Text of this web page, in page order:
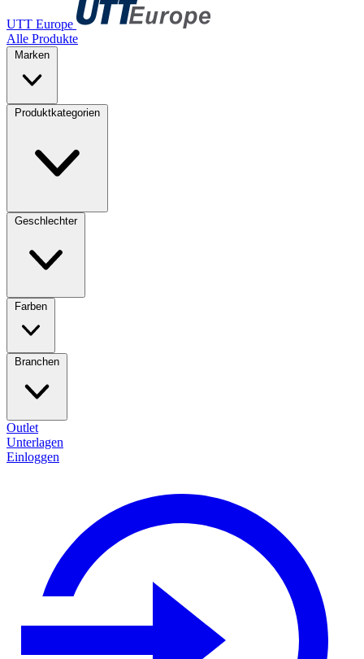
UTT Europe
Alle Produkte
Marken
Produktkategorien
Geschlechter
Farben
Branchen
Outlet
Unterlagen
Einloggen